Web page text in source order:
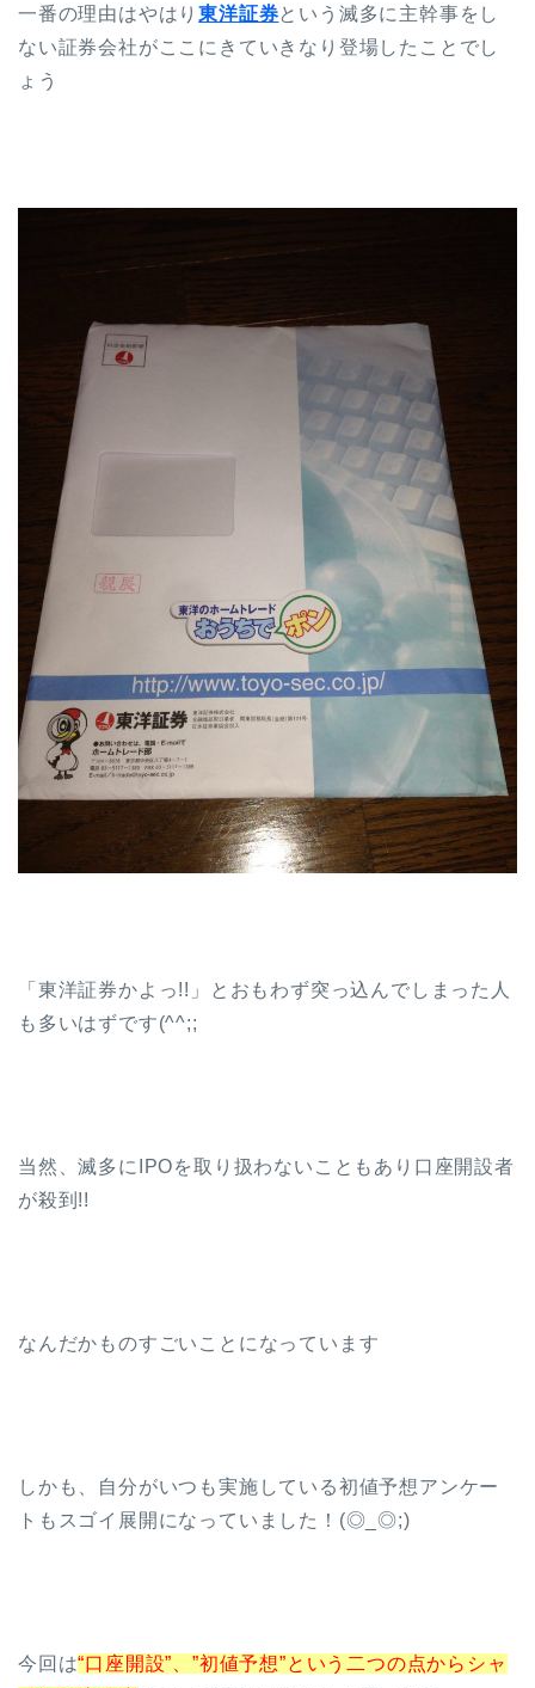
一番の理由はやはり東洋証券という滅多に主幹事をし
ない証券会社がここにきていきなり登場したことでし
ょう
「東洋証券かよっ!!」とおもわず突っ込んでしまった人
も多いはずです(^^;;
当然、滅多にIPOを取り扱わないこともあり口座開設者
が殺到!!
なんだかものすごいことになっています
しかも、自分がいつも実施している初値予想アンケー
トもスゴイ展開になっていました！(◎_◎;)
今回は“口座開設”、”初値予想”という二つの点からシャ